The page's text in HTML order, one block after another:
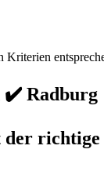
Kriterien
✔️ Radburg